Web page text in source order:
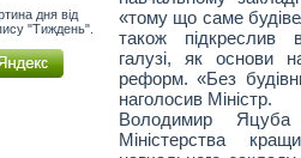
дня від
"Тиждень".
«тому що саме
також підкреслив
галузі, як основи
реформ. «Без
наголосив Міністр.
Володимир Яцуба
Міністерства